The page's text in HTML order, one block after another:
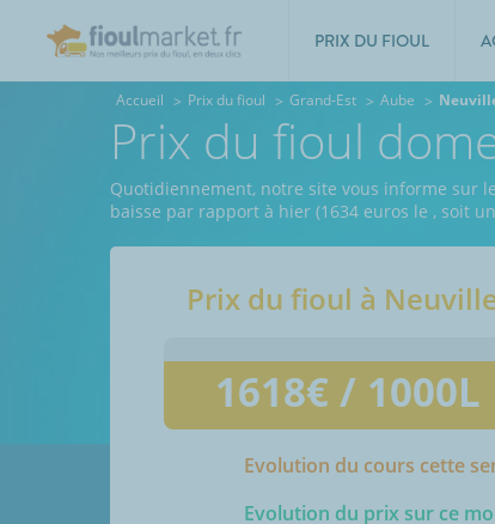
PRIX DU FIOUL
Accueil Prix du fioul Grand-Est Aube
Prix du fioul
Quotidiennement, notre site vous informe sur
baisse par rapport à hier (1634 euros le , soit
Prix du fioul à
1618€ / 1000L
Evolution du cours cette
Evolution du prix sur ce